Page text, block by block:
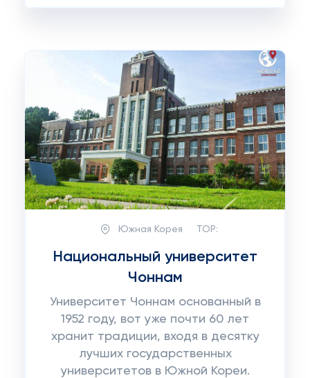
Южная Корея TOP:
Национальный университет
Чоннам
Университет Чоннам основанный в
1952 году, вот уже почти 60 лет
хранит традиции, входя в десятку
лучших государственных
университетов в Южной Кореи.